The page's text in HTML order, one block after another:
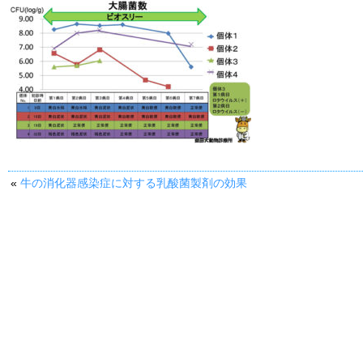
« 牛の消化器感染症に対する乳酸菌製剤の効果